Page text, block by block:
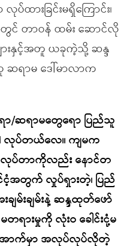
ပ်ထားခြင်းမရှိကြောင်း၊
တာဝန် ထမ်း ဆောင်လို
းနှင့်အတူ ယခုကဲ့သို့ ဆန္ဒ
ဆရာမ ဒေါ်မာလာက
ာ/ဆရာမတွေရော ပြည်သူ
လုပ်တယ်လေ။ ကျမက
လုပ်တာကိုလည်း နောင်တ
ငံ့အတွက် လှုပ်ရှားတဲ့၊ ပြည်
မ်းချမ်းနဲ့ ဆန္ဒထုတ်ဖော်
တရားမှုကို လုံးဝ ခေါင်းငုံ့မ
အောက်မှာ အလုပ်လုပ်လိုတဲ့